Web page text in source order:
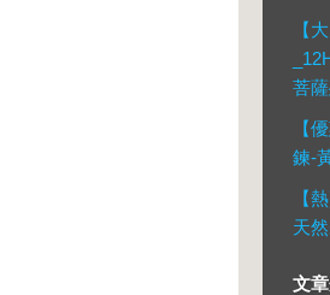
【
菩
【
鍊-
【
天
文